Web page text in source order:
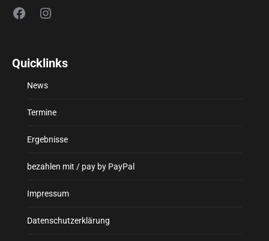
FacebookInstagram
Quicklinks
News
Termine
Ergebnisse
bezahlen mit / pay by PayPal
Impressum
Datenschutzerklärung